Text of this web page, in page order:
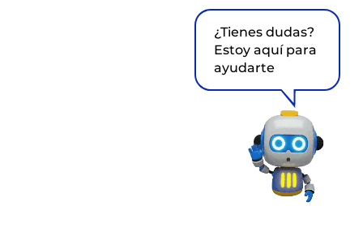
¿Tienes dudas?
Estoy aquí para
ayudarte